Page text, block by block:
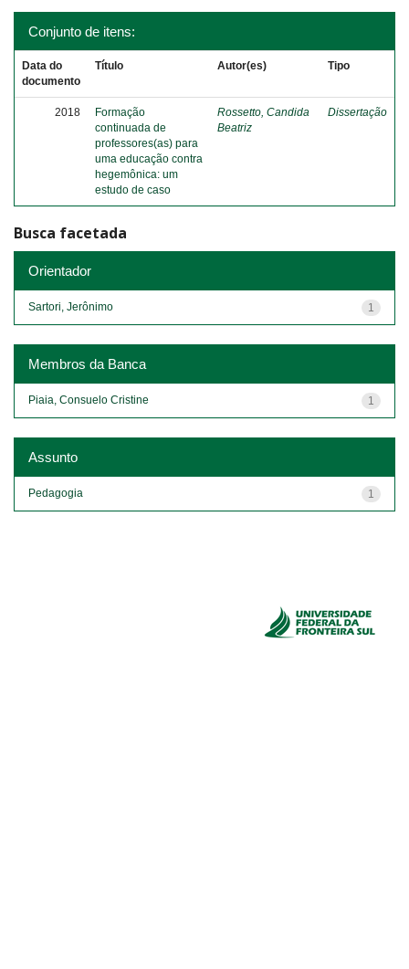
Conjunto de itens:
Data do
documento
Título Autor(es) Tipo
2018
Formação
continuada de
professores(as) para
uma educação contra
hegemônica: um
estudo de caso
Rossetto, Candida
Beatriz
Dissertação
Busca facetada
Orientador
1
Sartori, Jerônimo
Membros da Banca
1
Piaia, Consuelo Cristine
Assunto
1
Pedagogia